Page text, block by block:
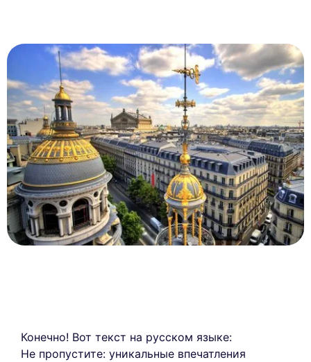
Конечно! Вот текст на русском языке:
Не пропустите: уникальные впечатления